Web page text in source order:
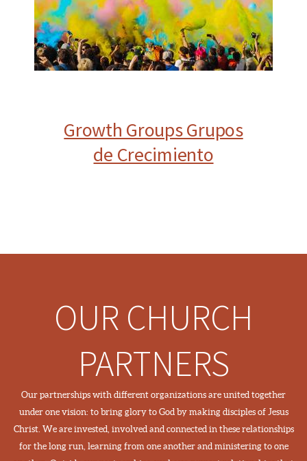
Growth Groups Grupos
de Crecimiento
OUR CHURCH
PARTNERS
Our partnerships with different organizations are united together
under one vision: to bring glory to God by making disciples of Jesus
Christ. We are invested, involved and connected in these relationships
for the long run, learning from one another and ministering to one